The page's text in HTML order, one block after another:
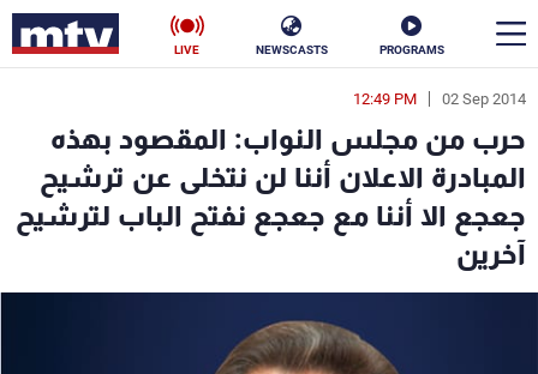
PROGRAMS
NEWSCASTS
LIVE
02 Sep 2014
12:49 PM
حرب من مجلس النواب: المقصود بهذه
المبادرة الاعلان أننا لن نتخلى عن ترشيح
جعجع الا أننا مع جعجع نفتح الباب لترشيح
آخرين
en
الأخبار
سياسة ناس
إقتصاد
رياضة